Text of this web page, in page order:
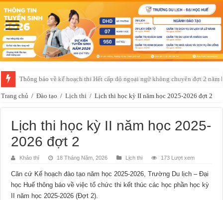
Thông báo về kế hoạch thi Hết cấp độ ngoại ngữ không chuyên đợt 2 năm
Trang chủ / Đào tạo / Lịch thi / Lịch thi học kỳ II năm học 2025-2026 đợt 2
Lịch thi học kỳ II năm học 2025-
2026 đợt 2
Khảo thí 18 Tháng Năm, 2026 Lịch thi 173 Lượt xem
Căn cứ Kế hoạch đào tạo năm học 2025-2026, Trường Du lịch – Đại
học Huế thông báo về việc tổ chức thi kết thúc các học phần học kỳ
II năm học 2025-2026 (Đợt 2).